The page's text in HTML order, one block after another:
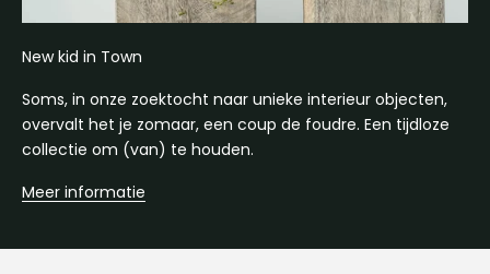
New kid in Town
Soms, in onze zoektocht naar unieke interieur objecten,
overvalt het je zomaar, een coup de foudre. Een tijdloze
collectie om (van) te houden.
Meer informatie